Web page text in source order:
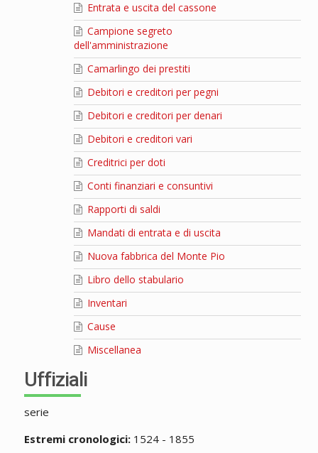
Entrata e uscita del cassone
Campione segreto
dell'amministrazione
Camarlingo dei prestiti
Debitori e creditori per pegni
Debitori e creditori per denari
Debitori e creditori vari
Creditrici per doti
Conti finanziari e consuntivi
Rapporti di saldi
Mandati di entrata e di uscita
Nuova fabbrica del Monte Pio
Libro dello stabulario
Inventari
Cause
Miscellanea
Uffiziali
serie
Estremi cronologici:1524 - 1855